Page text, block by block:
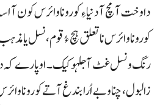
داوخت آ مچ آ دنیا ءِ کورونا وائرس کون آ
کورونا وائرس نا تعلق ہچ ءُ قوم، نسل یا
رنگ و نسل غٹ آ جلہو کیک۔ اوپارے کہ
زالبول ، چناو بے اُرا بندغ آتے